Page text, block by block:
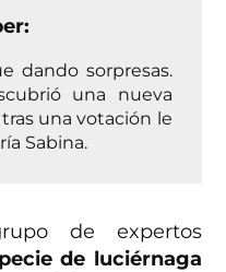
dando sorpresas.
una nueva
una votación le
Sabina.
de expertos
de luciérnaga